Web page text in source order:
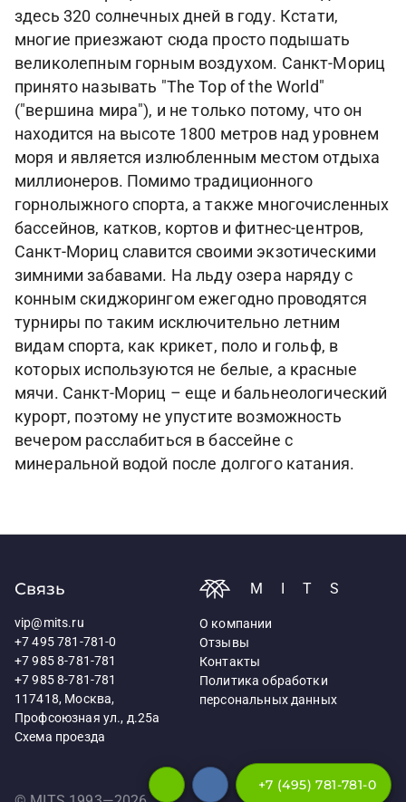
здесь 320 солнечных дней в году. Кстати,
многие приезжают сюда просто подышать
великолепным горным воздухом. Санкт-Мориц
принято называть "The Top of the World"
("вершина мира"), и не только потому, что он
находится на высоте 1800 метров над уровнем
моря и является излюбленным местом отдыха
миллионеров. Помимо традиционного
горнолыжного спорта, а также многочисленных
бассейнов, катков, кортов и фитнес-центров,
Санкт-Мориц славится своими экзотическими
зимними забавами. На льду озера наряду с
конным скиджорингом ежегодно проводятся
турниры по таким исключительно летним
видам спорта, как крикет, поло и гольф, в
которых используются не белые, а красные
мячи. Санкт-Мориц – еще и бальнеологический
курорт, поэтому не упустите возможность
вечером расслабиться в бассейне с
минеральной водой после долгого катания.
Связь
vip@mits.ru
+7 495 781-781-0
+7 985 8-781-781
+7 985 8-781-781
117418, Москва,
Профсоюзная ул., д.25а
Схема проезда
MITS
О компании
Отзывы
Контакты
Политика обработки
персональных данных
+7 (495) 781-781-0